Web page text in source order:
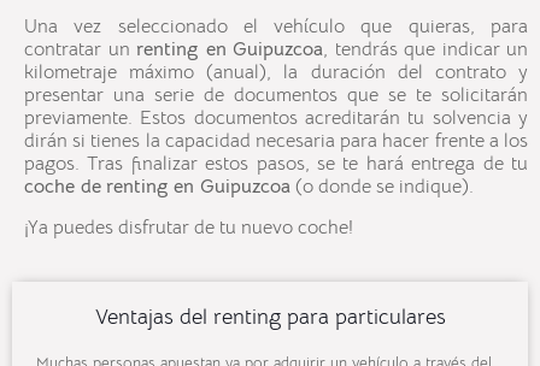
Una vez seleccionado el vehículo que quieras, para
contratar un renting en Guipuzcoa, tendrás que indicar un
kilometraje máximo (anual), la duración del contrato y
presentar una serie de documentos que se te solicitarán
previamente. Estos documentos acreditarán tu solvencia y
dirán si tienes la capacidad necesaria para hacer frente a los
pagos. Tras finalizar estos pasos, se te hará entrega de tu
coche de renting en Guipuzcoa (o donde se indique).
¡Ya puedes disfrutar de tu nuevo coche!
Ventajas del renting para particulares